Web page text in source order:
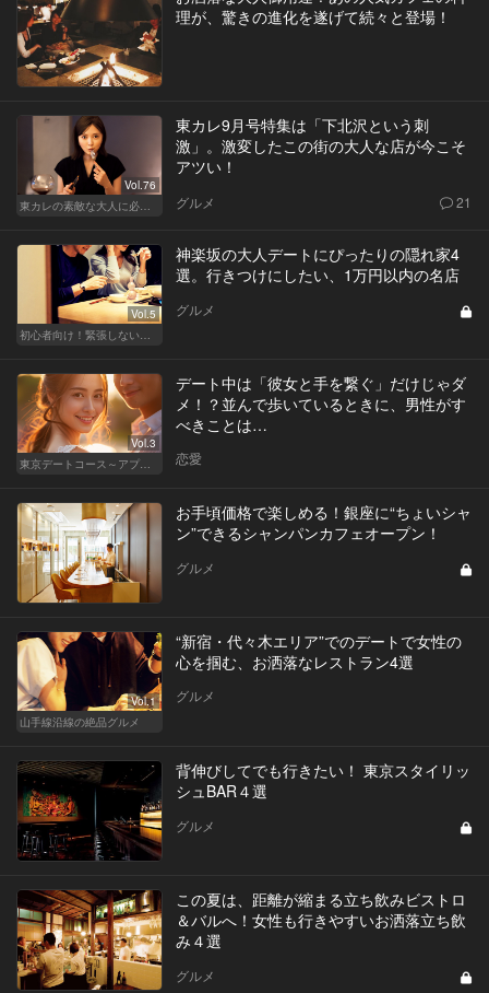
理が、驚きの進化を遂げて続々と登場！
Vol.76
東カレの素敵な大人に必要なこと
東カレ9月号特集は「下北沢という刺
激」。激変したこの街の大人な店が今こそ
アツい！
グルメ 21
Vol.5
初心者向け！緊張しない東京デートプラン
神楽坂の大人デートにぴったりの隠れ家4
選。行きつけにしたい、1万円以内の名店
グルメ
Vol.3
東京デートコース～アプリで始まる恋～
デート中は「彼女と手を繋ぐ」だけじゃダ
メ！？並んで歩いているときに、男性がす
べきことは…
恋愛
お手頃価格で楽しめる！銀座に“ちょいシャ
ン”できるシャンパンカフェオープン！
グルメ
Vol.1
山手線沿線の絶品グルメ
“新宿・代々木エリア”でのデートで女性の
心を掴む、お洒落なレストラン4選
グルメ
背伸びしてでも行きたい！ 東京スタイリッ
シュBAR４選
グルメ
この夏は、距離が縮まる立ち飲みビストロ
＆バルへ！女性も行きやすいお洒落立ち飲
み４選
グルメ